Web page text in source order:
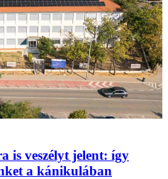
is veszélyt jelent: így
a kánikulában